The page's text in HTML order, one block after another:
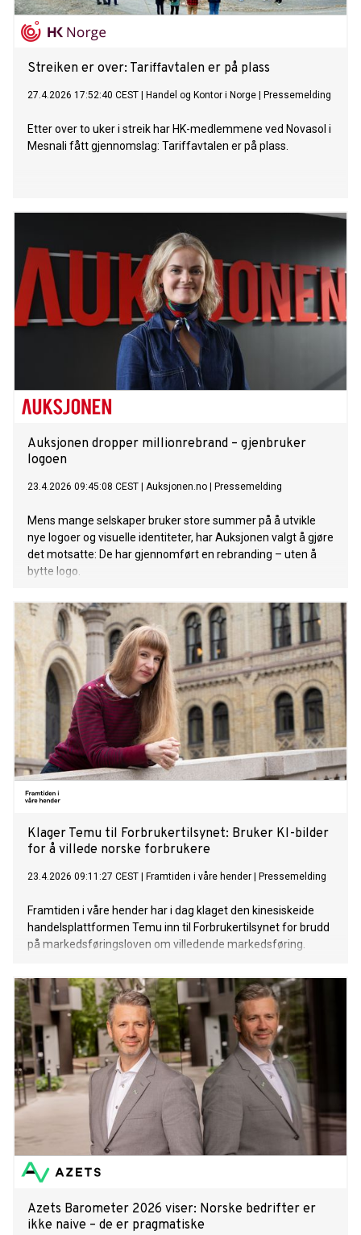
Streiken er over: Tariffavtalen er på plass
27.4.2026 17:52:40 CEST Handel og Kontor i Norge Pressemelding
Etter over to uker i streik har HK-medlemmene ved Novasol i
Mesnali fått gjennomslag: Tariffavtalen er på plass.
Auksjonen dropper millionrebrand – gjenbruker
logoen
23.4.2026 09:45:08 CEST Auksjonen.no Pressemelding
Mens mange selskaper bruker store summer på å utvikle
nye logoer og visuelle identiteter, har Auksjonen valgt å gjøre
det motsatte: De har gjennomført en rebranding – uten å
bytte logo.
Klager Temu til Forbrukertilsynet: Bruker KI-bilder
for å villede norske forbrukere
23.4.2026 09:11:27 CEST Framtiden i våre hender Pressemelding
Framtiden i våre hender har i dag klaget den kinesiskeide
handelsplattformen Temu inn til Forbrukertilsynet for brudd
på markedsføringsloven om villedende markedsføring.
Azets Barometer 2026 viser: Norske bedrifter er
ikke naive – de er pragmatiske